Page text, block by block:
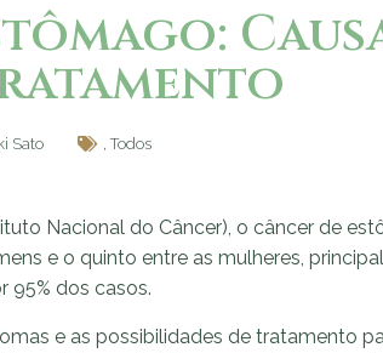
Sato , Todos
Nacional do Câncer), o câncer de
e o quinto entre as mulheres,
95% dos casos.
e as possibilidades de tratamento